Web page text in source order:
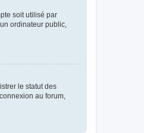
soit utilisé par
ordinateur public,
le statut des
au forum,